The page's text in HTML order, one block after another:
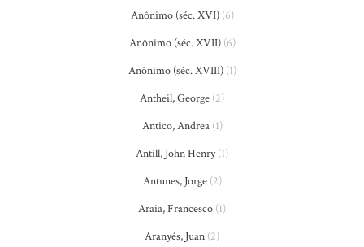
Anônimo (séc. XVI)(6)
Anônimo (séc. XVII)(6)
Anônimo (séc. XVIII)(1)
Antheil, George (2)
Antico, Andrea(1)
Antill, John Henry(1)
Antunes, Jorge(2)
Araia, Francesco (1)
Aranyés, Juan (2)